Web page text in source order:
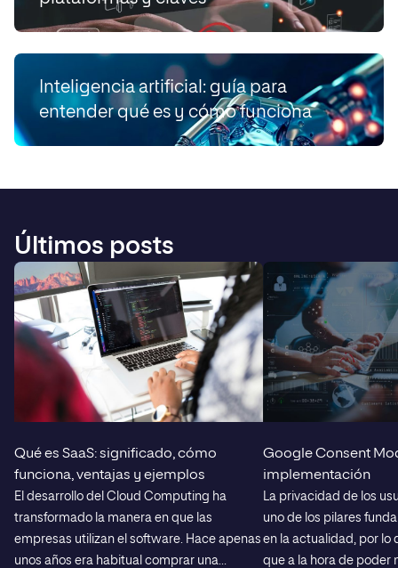
Inteligencia artificial: guía para
entender qué es y cómo funciona
Últimos posts
Qué es SaaS: significado, cómo
funciona, ventajas y ejemplos
El desarrollo del Cloud Computing ha
transformado la manera en que las
empresas utilizan el software. Hace apenas
unos años era habitual comprar una
Google Consent
implementación
La privacidad de los
uno de los pilares
en la actualidad, por lo
que a la hora de poder